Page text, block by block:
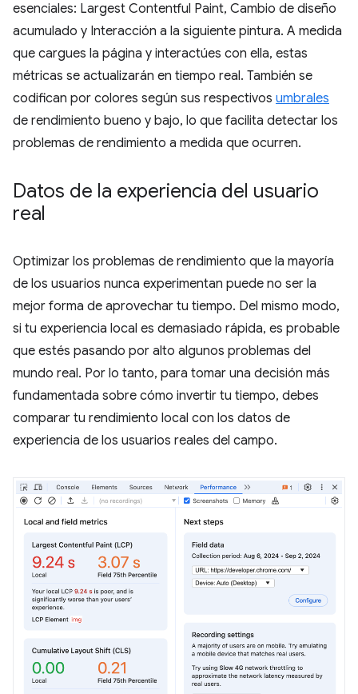
esenciales: Largest Contentful Paint, Cambio de diseño
acumulado y Interacción a la siguiente pintura. A medida
que cargues la página y interactúes con ella, estas
métricas se actualizarán en tiempo real. También se
codifican por colores según sus respectivos umbrales
de rendimiento bueno y bajo, lo que facilita detectar los
problemas de rendimiento a medida que ocurren.
Datos de la experiencia del usuario
real
Optimizar los problemas de rendimiento que la mayoría
de los usuarios nunca experimentan puede no ser la
mejor forma de aprovechar tu tiempo. Del mismo modo,
si tu experiencia local es demasiado rápida, es probable
que estés pasando por alto algunos problemas del
mundo real. Por lo tanto, para tomar una decisión más
fundamentada sobre cómo invertir tu tiempo, debes
comparar tu rendimiento local con los datos de
experiencia de los usuarios reales del campo.